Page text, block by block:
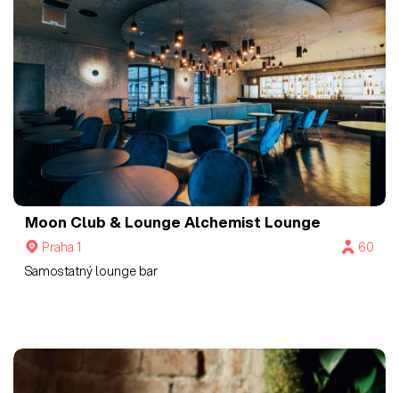
Moon Club & Lounge Alchemist Lounge
Praha 1
60
Samostatný lounge bar